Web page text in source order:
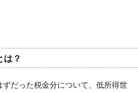
は？
だった税金分について、低所得世